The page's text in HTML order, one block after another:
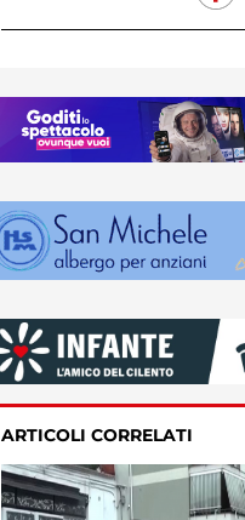
ARTICOLI CORRELATI